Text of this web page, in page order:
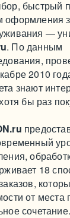
быстрый
оформления
—
. По данным
2010
знают
бы раз
18
от
сочетание.